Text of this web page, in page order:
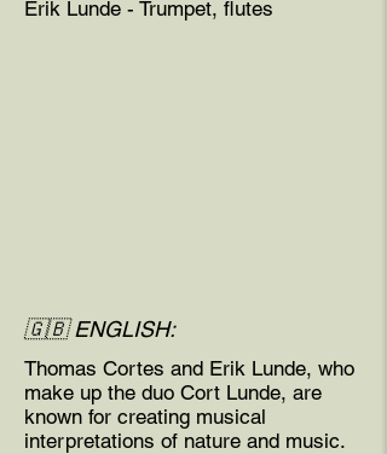
Erik Lunde - Trumpet, flutes
🇬🇧 ENGLISH:
Thomas Cortes and Erik Lunde, who
make up the duo Cort Lunde, are
known for creating musical
interpretations of nature and music.